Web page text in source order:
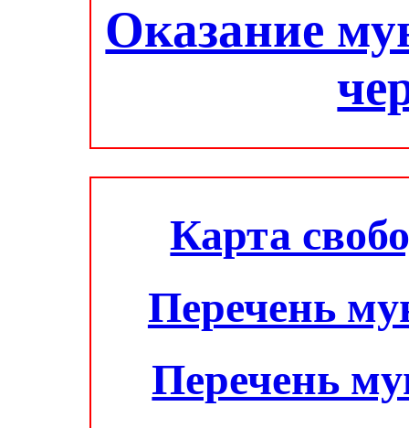
Оказание
Карта
Перечень
Перечень